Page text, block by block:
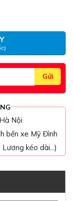
Nội
bến xe Mỹ Đình
kéo dài...)